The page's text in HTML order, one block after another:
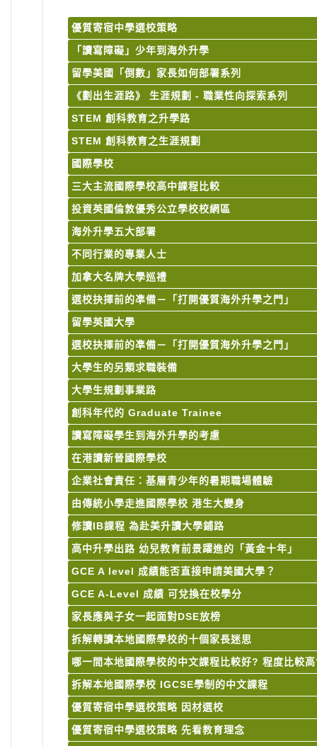
優質寄宿中學選校策略
「讀寫障礙」少年到海外升學
留學美國「倒數」家長如何部署系列
《劃出生涯路》 生涯規劃 - 職業性向探索系列
STEM 創科教育之升學路
STEM 創科教育之生涯規劃
國際學校
三大主流國際學校高中課程比較
投資英國倫敦優秀公立學校校網區
海外升學五大部署
不同行業的專業人士
加拿大名牌大學巡禮
選校抉擇前的凖備－「打開優質海外升學之門」
留學英國大學
選校抉擇前的凖備－「打開優質海外升學之門」
大學生的另類求職裝備
大學生規劃事業路
創科年代的 Graduate Trainee
讀寫障礙學生到海外升學的考慮
在港讀新晉國際學校
企業社會責任：基層青少年的暑期職場體驗
由傳統小學走進國際學校 港生大變身
修讀IB課程 為赴美升讀大學鋪路
高中升學出路 幼兒教育前景躍進的「黃金十年」
GCE A level 成績能否直接申請美國大學？
GCE A-Level 成績 可兌換在校學分
家長應與子女一起面對DSE放榜
拆解轉讀本地國際學校的十個家長迷思
哪一間本地國際學校的中文課程比較好? 程度比較
拆解本地國際學校 IGCSE學制的中文課程
優質寄宿中學選校策略 因材選校
優質寄宿中學選校策略 先看教育理念